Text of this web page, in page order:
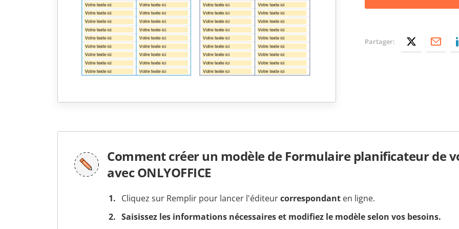
Partager:
Comment créer un modèle de Formulaire planificateur de
avec ONLYOFFICE
Cliquez sur Remplir pour lancer l'éditeurcorrespondant en ligne.
Saisissez les informations nécessaires et modifiez le modèle selon vos besoins.